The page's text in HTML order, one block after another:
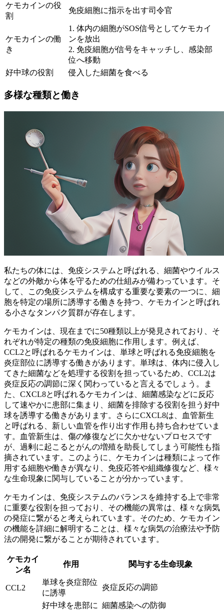
ケモカインの役
割
免疫細胞に指示を出す司令官
ケモカインの働
き
1. 体内の細胞がSOS信号としてケモカイ
ンを放出
2. 免疫細胞が信号をキャッチし、感染部
位へ移動
好中球の役割
侵入した細菌を食べる
多様な種類と働き
私たちの体には、免疫システムと呼ばれる、細菌やウイルス
などの外敵から体を守るための仕組みが備わっています。そ
して、この免疫システムを構成する重要な要素の一つに、 細
胞を特定の場所に誘導する働きを持つ、ケモカインと呼ばれ
る小さなタンパク質群が存在します。
ケモカインは、現在までに50種類以上が発見されており、そ
れぞれが特定の種類の免疫細胞に作用します。例えば、
CCL2と呼ばれるケモカインは、単球と呼ばれる免疫細胞を
炎症部位に誘導する働きがあります。単球は、体内に侵入し
てきた細菌などを処理する役割を担っているため、CCL2は
炎症反応の調節に深く関わっていると言えるでしょう。ま
た、CXCL8と呼ばれるケモカインは、細菌感染などに反応
して速やかに患部に集まり、細菌を排除する役割を担う好中
球を誘導する働きがあります。さらにCXCL8は、血管新生
と呼ばれる、新しい血管を作り出す作用も持ち合わせていま
す。血管新生は、傷の修復などに欠かせないプロセスです
が、過剰に起こるとがんの増殖を助長してしまう可能性も指
摘されています。このように、ケモカインは種類によって作
用する細胞や働きが異なり、 免疫応答や組織修復など、様々
な生命現象に関与していることが分かっています。
ケモカインは、免疫システムのバランスを維持する上で非常
に重要な役割を担っており、その機能の異常は、様々な病気
の発症に繋がると考えられています。そのため、ケモカイン
の機能を詳細に解明することは、様々な病気の治療法や予防
法の開発に繋がることが期待されています。
ケモカイ
ン名
作用 関与する生命現象
CCL2
単球を炎症部位
に誘導
炎症反応の調節
好中球を患部に 細菌感染への防御